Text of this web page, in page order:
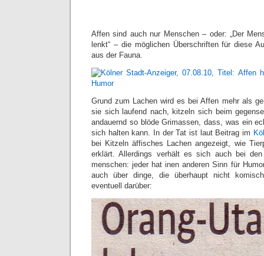
Affen sind auch nur Menschen – oder: „Der
lenkt“ – die möglichen Überschriften für diese
aus der Fauna.
Grund zum Lachen wird es bei Affen mehr als
sie sich laufend nach, kitzeln sich beim
andauernd so blöde Grimassen, dass, was ein
sich halten kann. In der Tat ist laut Beitrag im
bei Kitzeln äffisches Lachen angezeigt, wie
erklärt. Allerdings verhält es sich auch bei
menschen: jeder hat inen anderen Sinn für
auch über dinge, die überhaupt nicht
eventuell darüber: